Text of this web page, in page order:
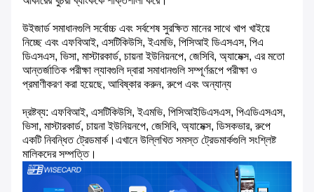
উইজার্ড সমাধানগুলি সর্বোচ্চ এবং সর্বশেষ সুরক্ষিত মানের সাথে খাপ খাইয়ে
নিচ্ছে এবং এফবিআই, এসটিকিউসি, ইএমভি, পিসিআই ডিএসএস, পিএ
ডিএসএস, ভিসা, মাস্টারকার্ড, চায়না ইউনিয়নপে, জেসিবি, অ্যামেক্স, এর মতো
আন্তর্জাতিক পরীক্ষা ল্যাবগুলি দ্বারা সমাধানগুলি সম্পূর্ণরূপে পরীক্ষা ও
প্রমাণীকরণ করা হয়েছে, আবিষ্কার করুন, রুপে এবং অন্যান্য
দ্রষ্টব্য: এফবিআই, এসটিকিউসি, ইএমভি, পিসিআইডিএসএস, পিএডিএসএস,
ভিসা, মাস্টারকার্ড, চায়না ইউনিয়নপে, জেসিবি, অ্যামেক্স, ডিসকভার, রুপে
একটি নিবন্ধিত ট্রেডমার্ক।এখানে উল্লিখিত সমস্ত ট্রেডমার্কগুলি সংশ্লিষ্ট
মালিকদের সম্পত্তি।